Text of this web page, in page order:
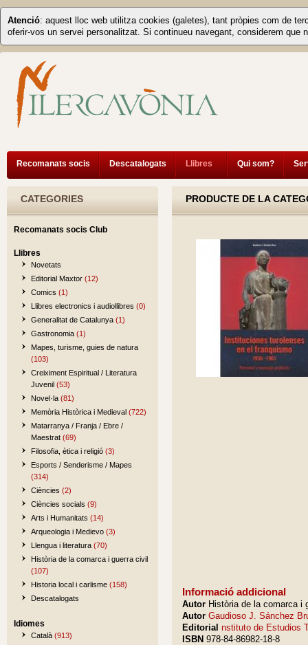
Atenció: aquest lloc web utilitza cookies (galetes), tant pròpies com de
oferir-vos un servei personalitzat. Si continueu navegant, considerem que
Recomanats socis Descatalogats Llibres Qui som?
CATEGORIES
Recomanats socis Club
Llibres
Novetats
Editorial Maxtor (12)
Comics (1)
Llibres electronics i audiollibres (0)
Generalitat de Catalunya (1)
Gastronomia (1)
Mapes, turisme, guies de natura
(103)
Creiximent Espiritual / Literatura
Juvenil (53)
Novel·la (81)
Memòria Històrica i Medieval (722)
Matarranya / Franja / Ebre /
Maestrat (69)
Filosofia, ètica i religió (3)
Esports / Senderisme / Mapes
(314)
Ciències (2)
Ciències socials (9)
Arts i Humanitats (14)
Arqueologia i Medievo (3)
Llengua i literatura (70)
Història de la comarca i guerra civil
(107)
Historia local i carlisme (158)
Descatalogats
Idiomes
Català (913)
PRODUCTE DE LA
Informació addicional
Autor Història de la comarca i
Autor Gaudioso J. Sánchez
Editorial nstituto de Estudios
ISBN 978-84-86982-18-8